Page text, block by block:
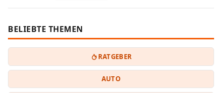
BELIEBTE THEMEN
RATGEBER
AUTO